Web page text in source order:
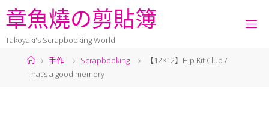
章魚燒の剪貼簿
Takoyaki's Scrapbooking World
手作
Scrapbooking
【12×12】Hip Kit Club /
That’s a good memory